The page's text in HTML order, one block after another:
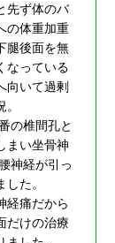
先ず体のバ
の体重加重
腿後面を無
なっている
向いて過剰
の椎間孔と
まい坐骨神
神経が引っ
た。
経痛だから
だけの治療